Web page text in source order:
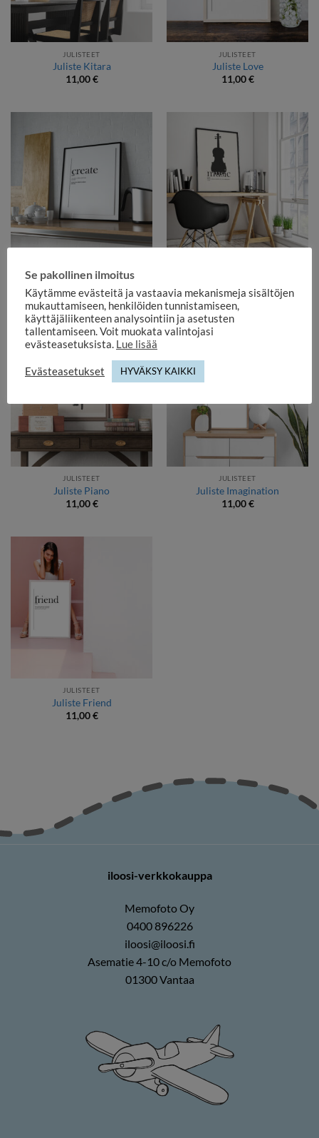
JULISTEET
Juliste Kitara
11,00€
JULISTEET
Juliste Love
11,00€
Juliste Create
11,00€
11,00 €
JULISTEET
Juliste Piano
11,00€
JULISTEET
Juliste Imagination
11,00€
JULISTEET
Juliste Friend
11,00€
iloosi-verkkokauppa
Memofoto Oy
0400 896226
iloosi@iloosi.fi
Asematie 4-10 c/o Memofoto
01300 Vantaa
Se pakollinen ilmoitus
Käytämme evästeitä ja vastaavia mekanismeja sisältöjen
mukauttamiseen, henkilöiden tunnistamiseen,
käyttäjäliikenteen analysointiin ja asetusten
tallentamiseen. Voit muokata valintojasi
evästeasetuksista. Lue lisää
Evästeasetukset HYVÄKSY KAIKKI